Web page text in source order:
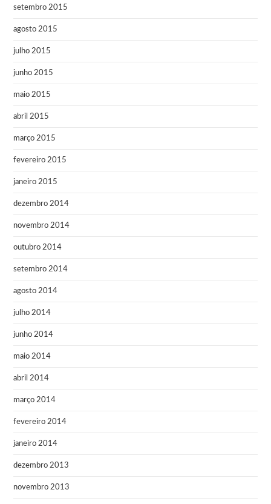
setembro 2015
agosto 2015
julho 2015
junho 2015
maio 2015
abril 2015
março 2015
fevereiro 2015
janeiro 2015
dezembro 2014
novembro 2014
outubro 2014
setembro 2014
agosto 2014
julho 2014
junho 2014
maio 2014
abril 2014
março 2014
fevereiro 2014
janeiro 2014
dezembro 2013
novembro 2013